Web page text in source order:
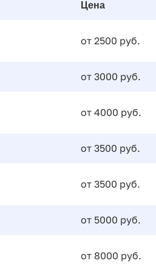
Цена
от 2500 руб.
от 3000 руб.
от 4000 руб.
от 3500 руб.
от 3500 руб.
от 5000 руб.
от 8000 руб.